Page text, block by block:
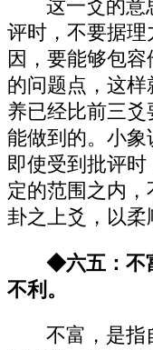
这一爻的意
评时，不要据
因，要能够包
的问题点，这
养已经比前三
能做到的。小象
即使受到批评
定的范围之内
卦之上爻，以柔
◆六五：不
不利。
不富，是指